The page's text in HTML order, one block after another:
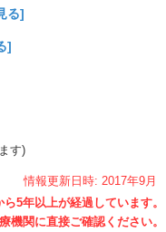
る]
]
す)
情報更新日時: 2017年9月